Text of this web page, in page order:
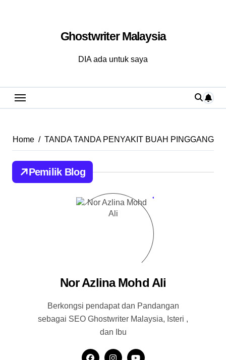
Ghostwriter Malaysia
DIA ada untuk saya
Home TANDA TANDA PENYAKIT BUAH PINGGANG
Pemilik Blog
Nor Azlina Mohd Ali
Berkongsi pendapat dan Pandangan
sebagai SEO Ghostwriter Malaysia, Isteri ,
dan Ibu